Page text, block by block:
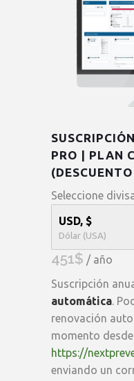
PRO | PLAN
Seleccione
USD, $
Dólar (USA)
451$ / año
Suscripción
automática.
renovación
momento
https://
enviando un